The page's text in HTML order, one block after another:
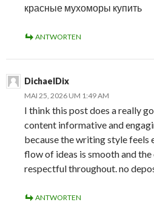
красные мухоморы купить
ANTWORTEN
DichaelDix
MAI 25, 2026 UM 1:49 AM
I think this post does a really
content informative and
because the writing style feels
flow of ideas is smooth and
respectful throughout. no
ANTWORTEN